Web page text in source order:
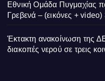
Εθνική Ομάδα Πυγμαχίας
Γρεβενά – (εικόνες + video)
Έκτακτη ανακοίνωση της
διακοπές νερού σε τρεις